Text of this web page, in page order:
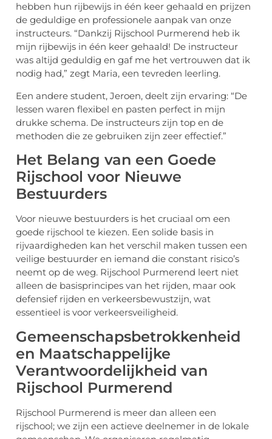
hebben hun rijbewijs in één keer gehaald en prijzen
de geduldige en professionele aanpak van onze
instructeurs. “Dankzij Rijschool Purmerend heb ik
mijn rijbewijs in één keer gehaald! De instructeur
was altijd geduldig en gaf me het vertrouwen dat ik
nodig had,” zegt Maria, een tevreden leerling.
Een andere student, Jeroen, deelt zijn ervaring: “De
lessen waren flexibel en pasten perfect in mijn
drukke schema. De instructeurs zijn top en de
methoden die ze gebruiken zijn zeer effectief.”
Het Belang van een Goede
Rijschool voor Nieuwe
Bestuurders
Voor nieuwe bestuurders is het cruciaal om een
goede rijschool te kiezen. Een solide basis in
rijvaardigheden kan het verschil maken tussen een
veilige bestuurder en iemand die constant risico’s
neemt op de weg. Rijschool Purmerend leert niet
alleen de basisprincipes van het rijden, maar ook
defensief rijden en verkeersbewustzijn, wat
essentieel is voor verkeersveiligheid.
Gemeenschapsbetrokkenheid
en Maatschappelijke
Verantwoordelijkheid van
Rijschool Purmerend
Rijschool Purmerend is meer dan alleen een
rijschool; we zijn een actieve deelnemer in de lokale